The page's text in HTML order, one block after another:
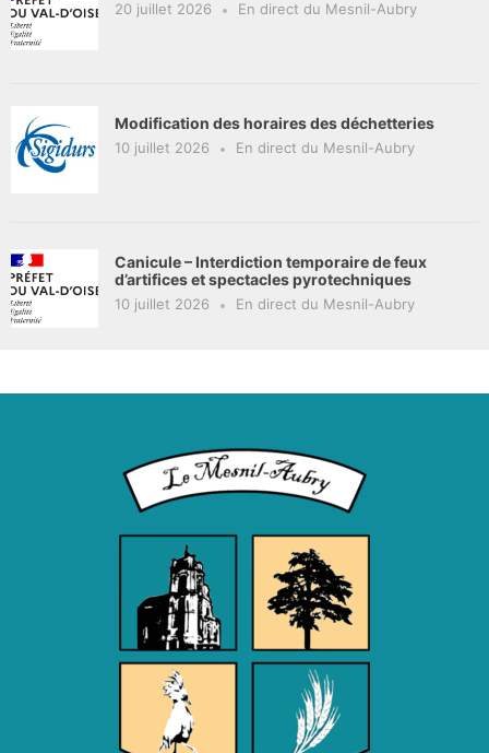
20 juillet 2026 En direct du Mesnil-Aubry
Modification des horaires des déchetteries
10 juillet 2026 En direct du Mesnil-Aubry
Canicule – Interdiction temporaire de feux
d’artifices et spectacles pyrotechniques
10 juillet 2026 En direct du Mesnil-Aubry